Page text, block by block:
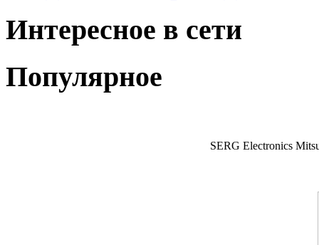
Интересное в сети
Популярное
SERG Electronics